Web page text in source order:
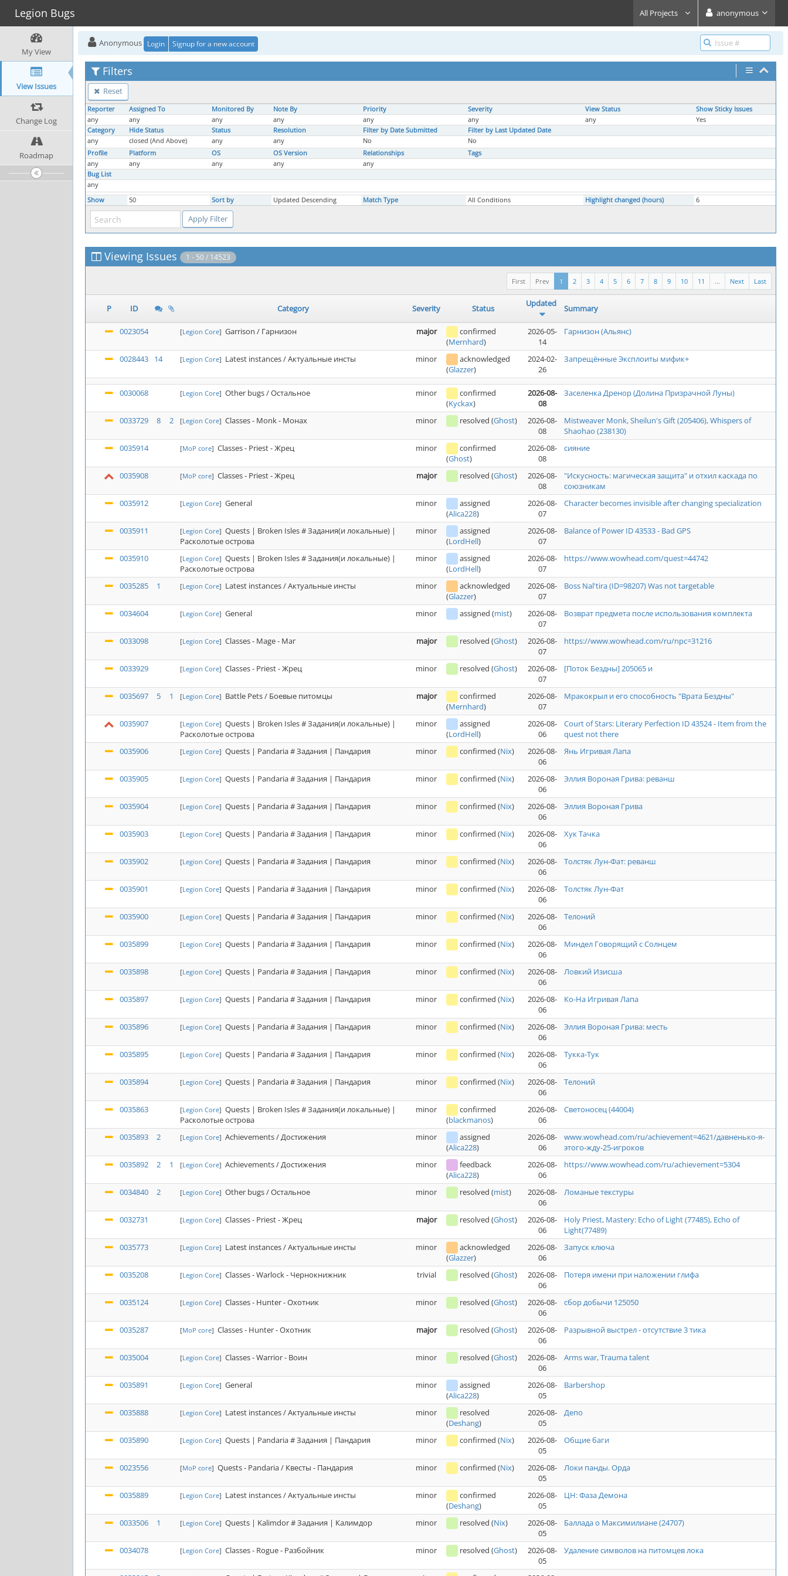
Legion Bugs All Projects anonymous
My View
View Issues
Change Log
Roadmap
Anonymous Login Signup for a new account
Filters
Reset
Reporter Assigned To Monitored By Note By Priority Severity View Status
Show Sticky Issues
any
any any any any any any
Yes
Category
Hide Status Status Resolution Filter by Date Submitted
Filter by Last Updated Date
any
closed (And Above) any any No
No
Profile
Platform OS OS Version Relationships
Tags
any
any any any
any
Bug List
any
Show
50 Sort by Updated Descending Match Type All Conditions Highlight changed (hours) 6
Viewing Issues 1 - 50 / 14523
Last
Next
...
11
10
9
8
7
6
5
4
3
2
1
Prev
First
P ID Category Severity Status Updated Summary
0023054 [Legion Core] Garrison / Гарнизон major
confirmed
(Mernhard)
2026-05-
14
Гарнизон (Альянс)
0028443 14 [Legion Core] Latest instances / Актуальные инсты minor
acknowledged
(Glazzer)
2024-02-
26
Запрещённые Эксплоиты мифик+
0030068 [Legion Core] Other bugs / Остальное minor
confirmed
(Kyckax)
2026-08-
08
Заселенка Дренор (Долина Призрачной Луны)
0033729 8 2 [Legion Core] Classes - Monk - Монах minor resolved (Ghost)
2026-08-
08
Mistweaver Monk, Sheilun's Gift (205406), Whispers of
Shaohao (238130)
0035914
[MoP core] Classes - Priest - Жрец minor
confirmed
(Ghost)
2026-08-
08
сияние
0035908 [MoP core] Classes - Priest - Жрец major resolved (Ghost)
2026-08-
08
"Искусность: магическая защита" и отхил каскада по
союзникам
0035912
[Legion Core] General minor
assigned
(Alica228)
2026-08-
07
Character becomes invisible after changing specialization
0035911 [Legion Core] Quests | Broken Isles # Задания(и локальные) |
Расколотые острова
minor
assigned
(LordHell)
2026-08-
07
Balance of Power ID 43533 - Bad GPS
0035910 [Legion Core] Quests | Broken Isles # Задания(и локальные) |
Расколотые острова
minor
assigned
(LordHell)
2026-08-
07
https://www.wowhead.com/quest=44742
0035285 1 [Legion Core] Latest instances / Актуальные инсты minor
acknowledged
(Glazzer)
2026-08-
07
Boss Nal'tira (ID=98207) Was not targetable
0034604 [Legion Core] General minor assigned (mist)
2026-08-
07
Возврат предмета после использования комплекта
0033098 [Legion Core] Classes - Mage - Маг major resolved (Ghost)
2026-08-
07
https://www.wowhead.com/ru/npc=31216
0033929 [Legion Core] Classes - Priest - Жрец minor resolved (Ghost)
2026-08-
07
[Поток Бездны] 205065 и
0035697 5 1 [Legion Core] Battle Pets / Боевые питомцы major
confirmed
(Mernhard)
2026-08-
07
Мракокрыл и его способность "Врата Бездны"
0035907 [Legion Core] Quests | Broken Isles # Задания(и локальные) |
Расколотые острова
minor
assigned
(LordHell)
2026-08-
06
Court of Stars: Literary Perfection ID 43524 - Item from the
quest not there
0035906
[Legion Core] Quests | Pandaria # Задания | Пандария minor confirmed (Nix)
2026-08-
06
Янь Игривая Лапа
0035905 [Legion Core] Quests | Pandaria # Задания | Пандария minor confirmed (Nix)
2026-08-
06
Эллия Вороная Грива: реванш
0035904 [Legion Core] Quests | Pandaria # Задания | Пандария minor confirmed (Nix)
2026-08-
06
Эллия Вороная Грива
0035903 [Legion Core] Quests | Pandaria # Задания | Пандария minor confirmed (Nix)
2026-08-
06
Хук Тачка
0035902 [Legion Core] Quests | Pandaria # Задания | Пандария minor confirmed (Nix)
2026-08-
06
Толстяк Лун-Фат: реванш
0035901 [Legion Core] Quests | Pandaria # Задания | Пандария minor confirmed (Nix)
2026-08-
06
Толстяк Лун-Фат
0035900 [Legion Core] Quests | Pandaria # Задания | Пандария minor confirmed (Nix)
2026-08-
06
Телоний
0035899 [Legion Core] Quests | Pandaria # Задания | Пандария minor confirmed (Nix)
2026-08-
06
Миндел Говорящий с Солнцем
0035898 [Legion Core] Quests | Pandaria # Задания | Пандария minor confirmed (Nix)
2026-08-
06
Ловкий Изисша
0035897 [Legion Core] Quests | Pandaria # Задания | Пандария minor confirmed (Nix)
2026-08-
06
Ко-На Игривая Лапа
0035896 [Legion Core] Quests | Pandaria # Задания | Пандария minor confirmed (Nix)
2026-08-
06
Эллия Вороная Грива: месть
0035895 [Legion Core] Quests | Pandaria # Задания | Пандария minor confirmed (Nix)
2026-08-
06
Тукка-Тук
0035894 [Legion Core] Quests | Pandaria # Задания | Пандария minor confirmed (Nix)
2026-08-
06
Телоний
0035863 [Legion Core] Quests | Broken Isles # Задания(и локальные) |
Расколотые острова
minor
confirmed
(blackmanos)
2026-08-
06
Светоносец (44004)
0035893 2 [Legion Core] Achievements / Достижения minor
assigned
(Alica228)
2026-08-
06
www.wowhead.com/ru/achievement=4621/давненько-я-
этого-жду-25-игроков
0035892
2 1 [Legion Core] Achievements / Достижения minor
feedback
(Alica228)
2026-08-
06
https://www.wowhead.com/ru/achievement=5304
0034840 2 [Legion Core] Other bugs / Остальное minor resolved (mist)
2026-08-
06
Ломаные текстуры
0032731 [Legion Core] Classes - Priest - Жрец major resolved (Ghost)
2026-08-
06
Holy Priest, Mastery: Echo of Light (77485), Echo of
Light(77489)
0035773
[Legion Core] Latest instances / Актуальные инсты minor
acknowledged
(Glazzer)
2026-08-
06
Запуск ключа
0035208 [Legion Core] Classes - Warlock - Чернокнижник trivial resolved (Ghost)
2026-08-
06
Потеря имени при наложении глифа
0035124 [Legion Core] Classes - Hunter - Охотник minor resolved (Ghost)
2026-08-
06
сбор добычи 125050
0035287 [MoP core] Classes - Hunter - Охотник major resolved (Ghost)
2026-08-
06
Разрывной выстрел - отсутствие 3 тика
0035004 [Legion Core] Classes - Warrior - Воин minor resolved (Ghost)
2026-08-
06
Arms war, Trauma talent
0035891 [Legion Core] General minor
assigned
(Alica228)
2026-08-
05
Barbershop
0035888 [Legion Core] Latest instances / Актуальные инсты minor
resolved
(Deshang)
2026-08-
05
Депо
0035890 [Legion Core] Quests | Pandaria # Задания | Пандария minor confirmed (Nix)
2026-08-
05
Общие баги
0023556 [MoP core] Quests - Pandaria / Квесты - Пандария minor confirmed (Nix)
2026-08-
05
Локи панды. Орда
0035889 [Legion Core] Latest instances / Актуальные инсты minor
confirmed
(Deshang)
2026-08-
05
ЦН: Фаза Демона
0033506 1 [Legion Core] Quests | Kalimdor # Задания | Калимдор minor resolved (Nix)
2026-08-
05
Баллада о Максимилиане (24707)
0034078 [Legion Core] Classes - Rogue - Разбойник minor resolved (Ghost)
2026-08-
05
Удаление символов на питомцев лока